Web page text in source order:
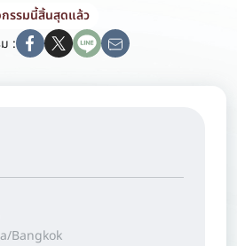
รรมนี้สิ้นสุดแล้ว
:
Bangkok